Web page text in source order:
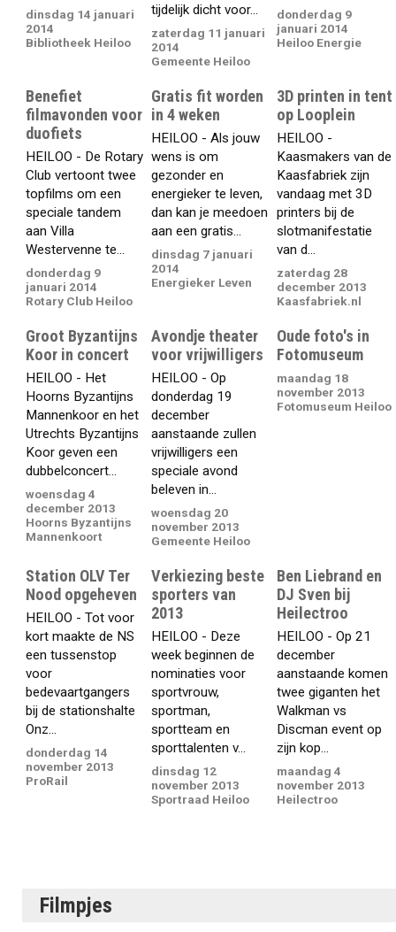
dinsdag 14 januari
2014
Bibliotheek Heiloo
tijdelijk dicht voor...
zaterdag 11 januari
2014
Gemeente Heiloo
donderdag 9
januari 2014
Heiloo Energie
Benefiet
filmavonden voor
duofiets
HEILOO - De Rotary
Club vertoont twee
topfilms om een
speciale tandem
aan Villa
Westervenne te...
donderdag 9
januari 2014
Rotary Club Heiloo
Gratis fit worden
in 4 weken
HEILOO - Als jouw
wens is om
gezonder en
energieker te leven,
dan kan je meedoen
aan een gratis...
dinsdag 7 januari
2014
Energieker Leven
3D printen in tent
op Looplein
HEILOO -
Kaasmakers van de
Kaasfabriek zijn
vandaag met 3D
printers bij de
slotmanifestatie
van d...
zaterdag 28
december 2013
Kaasfabriek.nl
Groot Byzantijns
Koor in concert
HEILOO - Het
Hoorns Byzantijns
Mannenkoor en het
Utrechts Byzantijns
Koor geven een
dubbelconcert...
woensdag 4
december 2013
Hoorns Byzantijns
Mannenkoort
Avondje theater
voor vrijwilligers
HEILOO - Op
donderdag 19
december
aanstaande zullen
vrijwilligers een
speciale avond
beleven in...
woensdag 20
november 2013
Gemeente Heiloo
Oude foto's in
Fotomuseum
maandag 18
november 2013
Fotomuseum Heiloo
Station OLV Ter
Nood opgeheven
HEILOO - Tot voor
kort maakte de NS
een tussenstop
voor
bedevaartgangers
bij de stationshalte
Onz...
donderdag 14
november 2013
ProRail
Verkiezing beste
sporters van
2013
HEILOO - Deze
week beginnen de
nominaties voor
sportvrouw,
sportman,
sportteam en
sporttalenten v...
dinsdag 12
november 2013
Sportraad Heiloo
Ben Liebrand en
DJ Sven bij
Heilectroo
HEILOO - Op 21
december
aanstaande komen
twee giganten het
Walkman vs
Discman event op
zijn kop...
maandag 4
november 2013
Heilectroo
Filmpjes